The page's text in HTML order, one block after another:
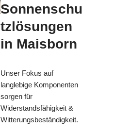
Sonnenschu
tzlösungen
in Maisborn
Unser Fokus auf
langlebige Komponenten
sorgen für
Widerstandsfähigkeit &
Witterungsbeständigkeit.